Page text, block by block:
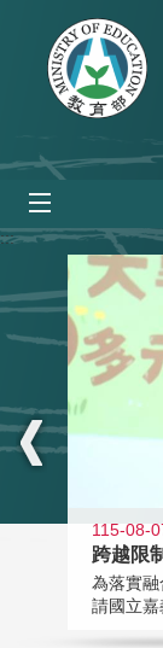
跳到主要內容區塊
:::
115-08-
跨越限
為落實
請國立嘉